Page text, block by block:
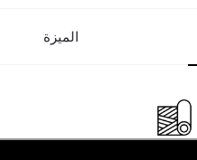
الميزة